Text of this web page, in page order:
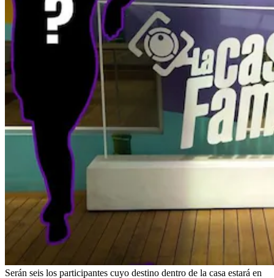
Serán seis los participantes cuyo destino dentro de la casa estará en